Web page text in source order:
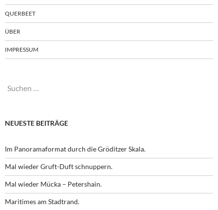
QUERBEET
ÜBER
IMPRESSUM
Suchen
NEUESTE BEITRÄGE
Im Panoramaformat durch die Gröditzer Skala.
Mal wieder Gruft-Duft schnuppern.
Mal wieder Mücka – Petershain.
Maritimes am Stadtrand.